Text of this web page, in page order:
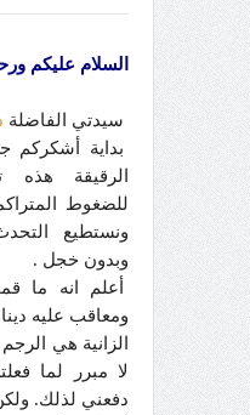
السلام عليكم
سيدتي الفاضلة
بداية أشكركم
الرقيقة هذه
للضغوط
ونستطيع
وبدون خجل .
أعلم انه ما
ومعاقب عليه
الزانية هي
لا مبرر لما
دفعني لذلك.